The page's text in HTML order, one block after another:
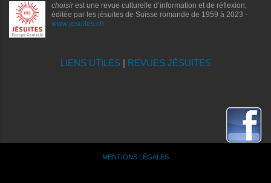
choisirest une revue culturelle d’information et de réflexion,
éditée par les jésuites de Suisse romande de 1959 à 2023 -
www.jesuites.ch
LIENS UTILES| REVUES JÉSUITES
MENTIONS LÉGALES